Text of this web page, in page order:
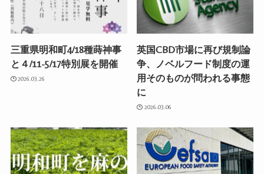
三重県明和町4/18種蒔神事
と４/11-5/17特別展を開催
2026.03.26
英国CBD市場に再び規制論
争、ノベルフード制度の運
用そのものが問われる事態
に
2026.03.06